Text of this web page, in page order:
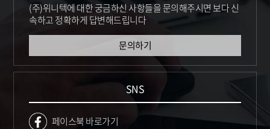
(주)위니텍에 대한 궁금하신 사항들을문의해주시면 보다 신
속하고정확하게 답변해드립니다
문의하기
SNS
페이스북 바로가기